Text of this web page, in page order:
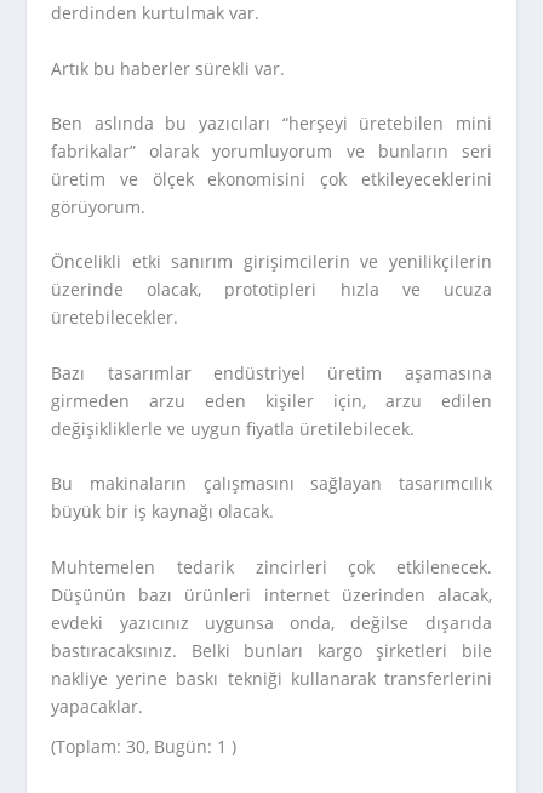
derdinden kurtulmak var.
Artık bu haberler sürekli var.
Ben aslında bu yazıcıları “herşeyi üretebilen mini
fabrikalar” olarak yorumluyorum ve bunların seri
üretim ve ölçek ekonomisini çok etkileyeceklerini
görüyorum.
Öncelikli etki sanırım girişimcilerin ve yenilikçilerin
üzerinde olacak, prototipleri hızla ve ucuza
üretebilecekler.
Bazı tasarımlar endüstriyel üretim aşamasına
girmeden arzu eden kişiler için, arzu edilen
değişikliklerle ve uygun fiyatla üretilebilecek.
Bu makinaların çalışmasını sağlayan tasarımcılık
büyük bir iş kaynağı olacak.
Muhtemelen tedarik zincirleri çok etkilenecek.
Düşünün bazı ürünleri internet üzerinden alacak,
evdeki yazıcınız uygunsa onda, değilse dışarıda
bastıracaksınız. Belki bunları kargo şirketleri bile
nakliye yerine baskı tekniği kullanarak transferlerini
yapacaklar.
(Toplam: 30, Bugün: 1 )